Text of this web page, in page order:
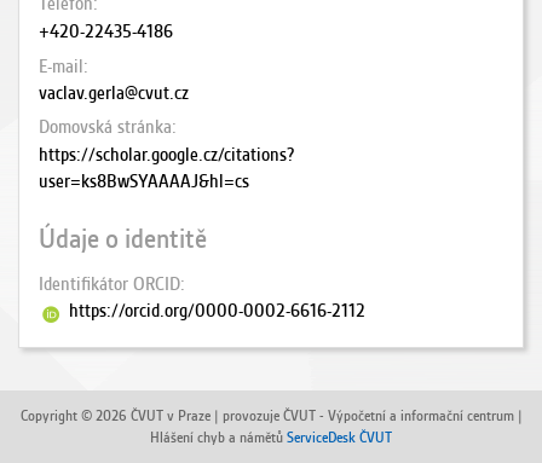
+420-22435-4186
E-mail
vaclav.gerla@cvut.cz
Domovská stránka
https://scholar.google.cz/citations?
user=ks8BwSYAAAAJ&hl=cs
Údaje o identitě
Identifikátor ORCID
https://orcid.org/0000-0002-6616-2112
Copyright © 2026 ČVUT v Praze | provozuje ČVUT - Výpočetní a informační centrum |
Hlášení chyb a námětů ServiceDesk ČVUT